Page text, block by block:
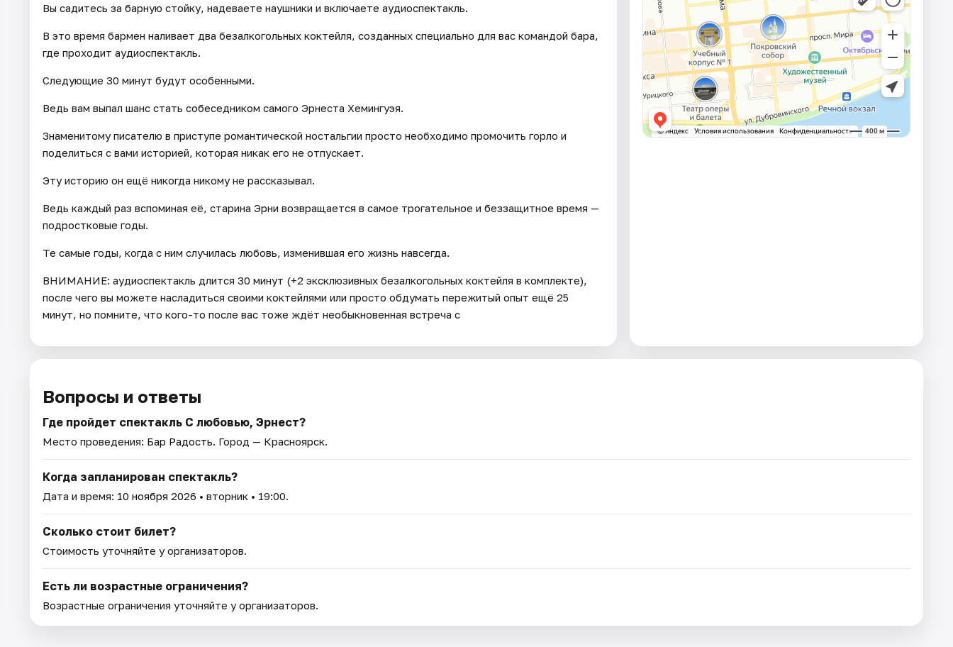
Вы садитесь за барную стойку, надеваете наушники и включаете аудиоспектакль.
В это время бармен наливает два безалкогольных коктейля, созданных специально для вас командой бара,
где проходит аудиоспектакль.
Следующие 30 минут будут особенными.
Ведь вам выпал шанс стать собеседником самого Эрнеста Хемингуэя.
Знаменитому писателю в приступе романтической ностальгии просто необходимо промочить горло и
поделиться с вами историей, которая никак его не отпускает.
Эту историю он ещё никогда никому не рассказывал.
Ведь каждый раз вспоминая её, старина Эрни возвращается в самое трогательное и беззащитное время —
подростковые годы.
Те самые годы, когда с ним случилась любовь, изменившая его жизнь навсегда.
ВНИМАНИЕ: аудиоспектакль длится 30 минут (+2 эксклюзивных безалкогольных коктейля в комплекте),
после чего вы можете насладиться своими коктейлями или просто обдумать пережитый опыт ещё 25
минут, но помните, что кого-то после вас тоже ждёт необыкновенная встреча с
Вопросы и ответы
Где пройдет спектакль С любовью, Эрнест?
Место проведения: Бар Радость. Город — Красноярск.
Когда запланирован спектакль?
Дата и время: 10 ноября 2026 • вторник • 19:00.
Сколько стоит билет?
Стоимость уточняйте у организаторов.
Есть ли возрастные ограничения?
Возрастные ограничения уточняйте у организаторов.